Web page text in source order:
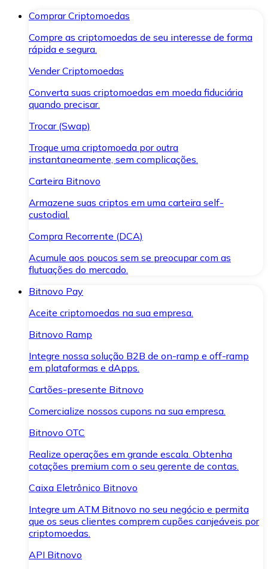
Comprar Criptomoedas
Compre as criptomoedas de seu interesse de forma
rápida e segura.
Vender Criptomoedas
Converta suas criptomoedas em moeda fiduciária
quando precisar.
Trocar (Swap)
Troque uma criptomoeda por outra
instantaneamente, sem complicações.
Carteira Bitnovo
Armazene suas criptos em uma carteira self-
custodial.
Compra Recorrente (DCA)
Acumule aos poucos sem se preocupar com as
flutuações do mercado.
Bitnovo Pay
Aceite criptomoedas na sua empresa.
Bitnovo Ramp
Integre nossa solução B2B de on-ramp e off-ramp
em plataformas e dApps.
Cartões-presente Bitnovo
Comercialize nossos cupons na sua empresa.
Bitnovo OTC
Realize operações em grande escala. Obtenha
cotações premium com o seu gerente de contas.
Caixa Eletrônico Bitnovo
Integre um ATM Bitnovo no seu negócio e permita
que os seus clientes comprem cupões canjeáveis por
criptomoedas.
API Bitnovo